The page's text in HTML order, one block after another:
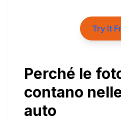
Try It
Perché le
contano
auto